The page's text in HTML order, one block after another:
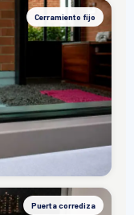
Cerramiento fijo
Puerta corrediza